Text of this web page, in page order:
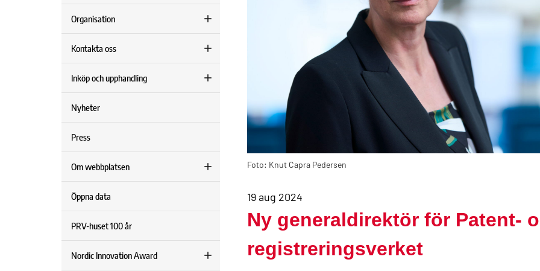
Organisation
Kontakta oss
Inköp och upphandling
Nyheter
Press
Om webbplatsen
Öppna data
PRV-huset 100 år
Nordic Innovation Award
Foto: Knut Capra Pedersen
19 aug 2024
Ny generaldirektör för Patent-
registreringsverket